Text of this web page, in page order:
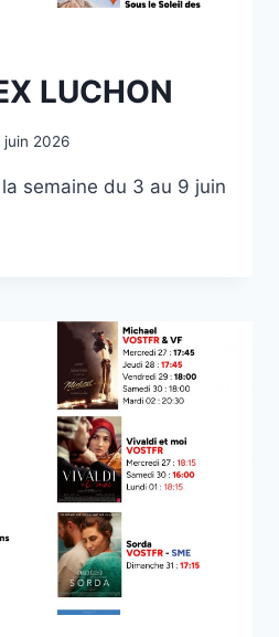
LUCHON
juin 2026
semaine du 3 au 9 juin